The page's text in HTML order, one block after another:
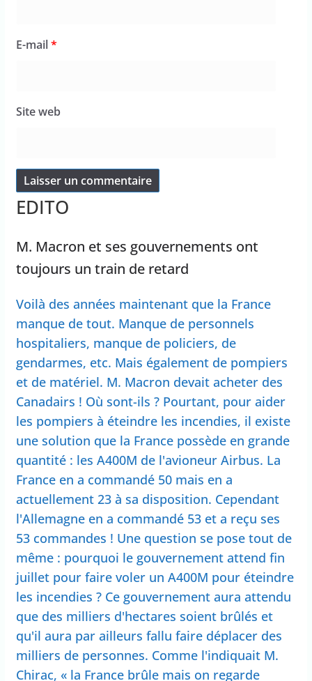
E-mail*
Site web
EDITO
M. Macron et ses gouvernements ont
toujours un train de retard
Voilà des années maintenant que la France
manque de tout. Manque de personnels
hospitaliers, manque de policiers, de
gendarmes, etc. Mais également de pompiers
et de matériel. M. Macron devait acheter des
Canadairs ! Où sont-ils ? Pourtant, pour aider
les pompiers à éteindre les incendies, il existe
une solution que la France possède en grande
quantité : les A400M de l'avioneur Airbus. La
France en a commandé 50 mais en a
actuellement 23 à sa disposition. Cependant
l'Allemagne en a commandé 53 et a reçu ses
53 commandes ! Une question se pose tout de
même : pourquoi le gouvernement attend fin
juillet pour faire voler un A400M pour éteindre
les incendies ? Ce gouvernement aura attendu
que des milliers d'hectares soient brûlés et
qu'il aura par ailleurs fallu faire déplacer des
milliers de personnes. Comme l'indiquait M.
Chirac, « la France brûle mais on regarde